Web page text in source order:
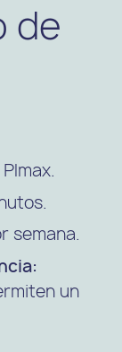
de
semana.
un